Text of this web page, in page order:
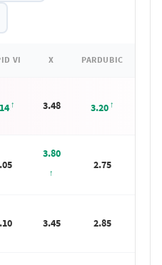
VI X PARDUBIC
3.48 3.20
3.80
2.75
3.45 2.85